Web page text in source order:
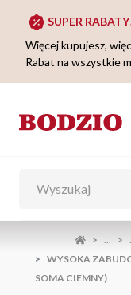
SUPER
Więcej kupujesz,
Rabat na wszystkie
...
WYSOKA
SOMA CIEMNY)